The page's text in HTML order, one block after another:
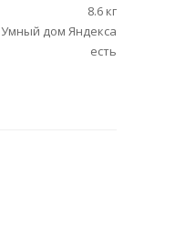
8.6 кг
Умный дом Яндекса
есть